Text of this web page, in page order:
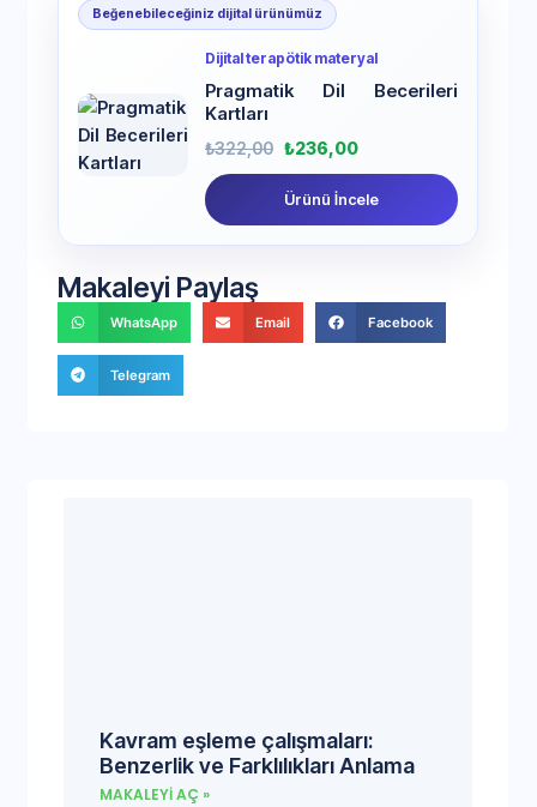
Beğenebileceğiniz dijital ürünümüz
Dijital terapötik materyal
Pragmatik Dil Becerileri
Kartları
₺322,00 ₺236,00
Ürünü İncele
Makaleyi Paylaş
WhatsApp Email Facebook
Telegram
Kavram eşleme çalışmaları:
Benzerlik ve Farklılıkları Anlama
MAKALEYI AÇ »